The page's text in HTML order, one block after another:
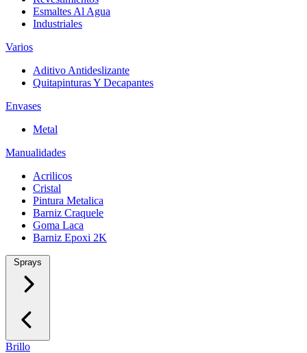
Esmaltes Al Agua
Industriales
Varios
Aditivo Antideslizante
Quitapinturas Y Decapantes
Envases
Metal
Manualidades
Acrilicos
Cristal
Pintura Metalica
Barniz Craquele
Goma Laca
Barniz Epoxi 2K
Sprays
Brillo